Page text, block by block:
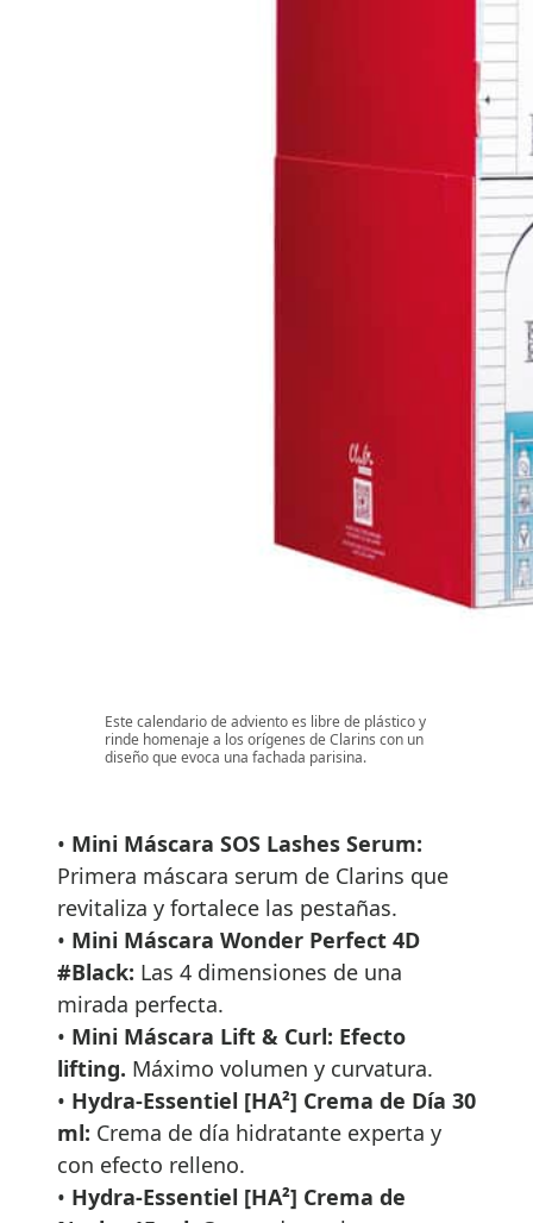
Este calendario de adviento es libre de plástico y
rinde homenaje a los orígenes de Clarins con un
diseño que evoca una fachada parisina.
• Mini Máscara SOS Lashes Serum:
Primera máscara serum de Clarins que
revitaliza y fortalece las pestañas.
• Mini Máscara Wonder Perfect 4D
#Black: Las 4 dimensiones de una
mirada perfecta.
• Mini Máscara Lift & Curl: Efecto
lifting. Máximo volumen y curvatura.
• Hydra-Essentiel [HA²] Crema de Día 30
ml: Crema de día hidratante experta y
con efecto relleno.
• Hydra-Essentiel [HA²] Crema de